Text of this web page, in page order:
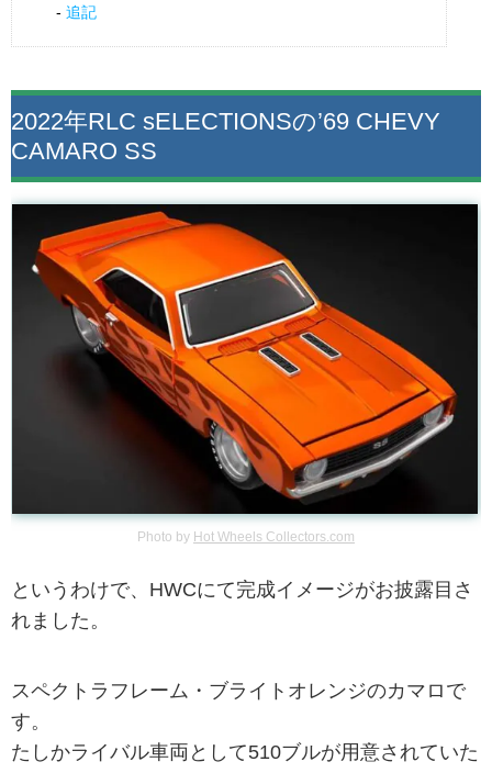
追記
2022年RLC sELECTIONSの’69 CHEVY
CAMARO SS
Photo by Hot Wheels Collectors.com
というわけで、HWCにて完成イメージがお披露目さ
れました。
スペクトラフレーム・ブライトオレンジのカマロで
す。
たしかライバル車両として510ブルが用意されていた